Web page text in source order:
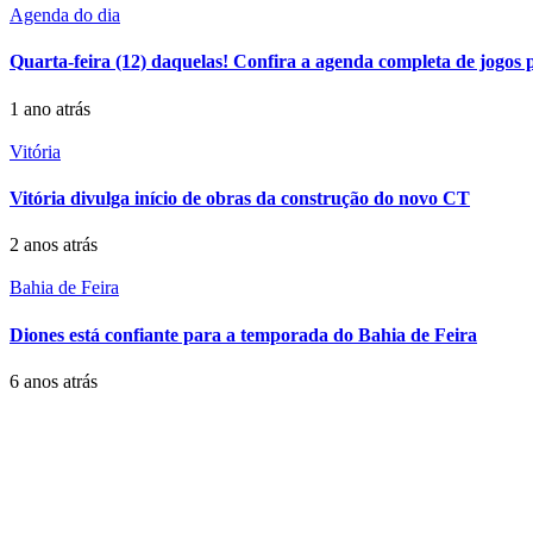
Agenda do dia
Quarta-feira (12) daquelas! Confira a agenda completa de jogos
1 ano atrás
Vitória
Vitória divulga início de obras da construção do novo CT
2 anos atrás
Bahia de Feira
Diones está confiante para a temporada do Bahia de Feira
6 anos atrás